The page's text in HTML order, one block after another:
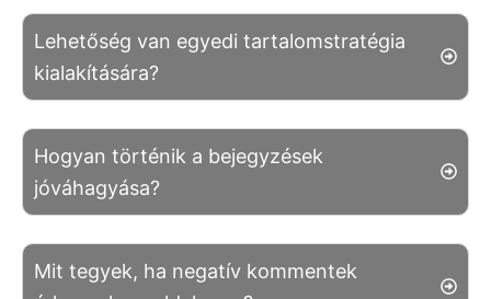
Lehetőség van egyedi tartalomstratégia
kialakítására?
Hogyan történik a bejegyzések
jóváhagyása?
Mit tegyek, ha negatív kommentek